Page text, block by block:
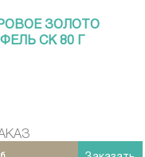
ЗОЛОТО
СК 80 Г